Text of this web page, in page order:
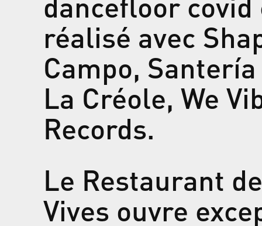
réalisé avec
Campo,
La Créole, We
Records.
Le Restaurant
Vives ouvre